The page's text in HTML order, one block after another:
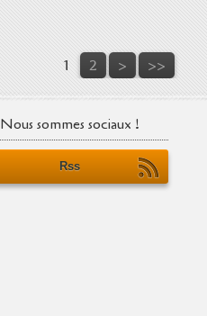
1 2 > >>
Nous sommes sociaux !
Rss